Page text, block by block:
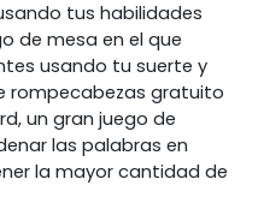
tus habilidades
de mesa en el que
usando tu suerte y
rompecabezas gratuito
un gran juego de
las palabras en
la mayor cantidad de